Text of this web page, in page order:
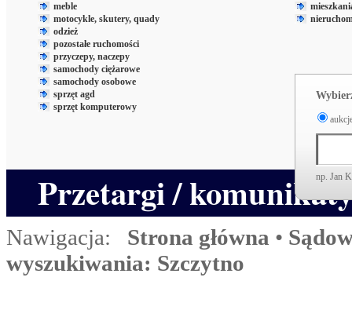
meble
motocykle, skutery, quady
odzież
pozostałe ruchomości
przyczepy, naczepy
samochody ciężarowe
samochody osobowe
sprzęt agd
sprzęt komputerowy
Przetargi / np. Jan
Nawigacja: Strona główna •
wyszukiwania: Szczytno